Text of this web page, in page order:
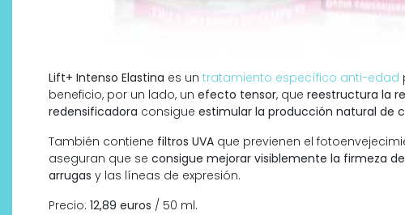
Lift+ Intenso Elastina es un tratamiento específico anti-edad
beneficio, por un lado, un efecto tensor, que reestructura la
redensificadora consigue estimular la producción natural de
También contiene filtros UVA que previenen el
aseguran que se consigue mejorar visiblemente la firmeza
arrugas y las líneas de expresión.
Precio: 12,89 euros / 50 ml.
¿Qué revelan las zapatillas
de Alexia Putellas para Nike